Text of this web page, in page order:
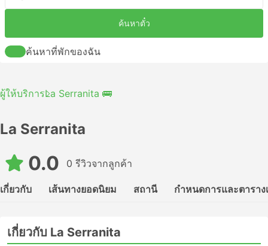
ค้นหาตั๋ว
ค้นหาที่พักของฉัน
ผู้ให้บริการLa Serranita 🚌
La Serranita
0.0 0 รีวิวจากลูกค้า
เกี่ยวกับ เส้นทางยอดนิยม สถานี กำหนดการและตาราง
เกี่ยวกับ La Serranita